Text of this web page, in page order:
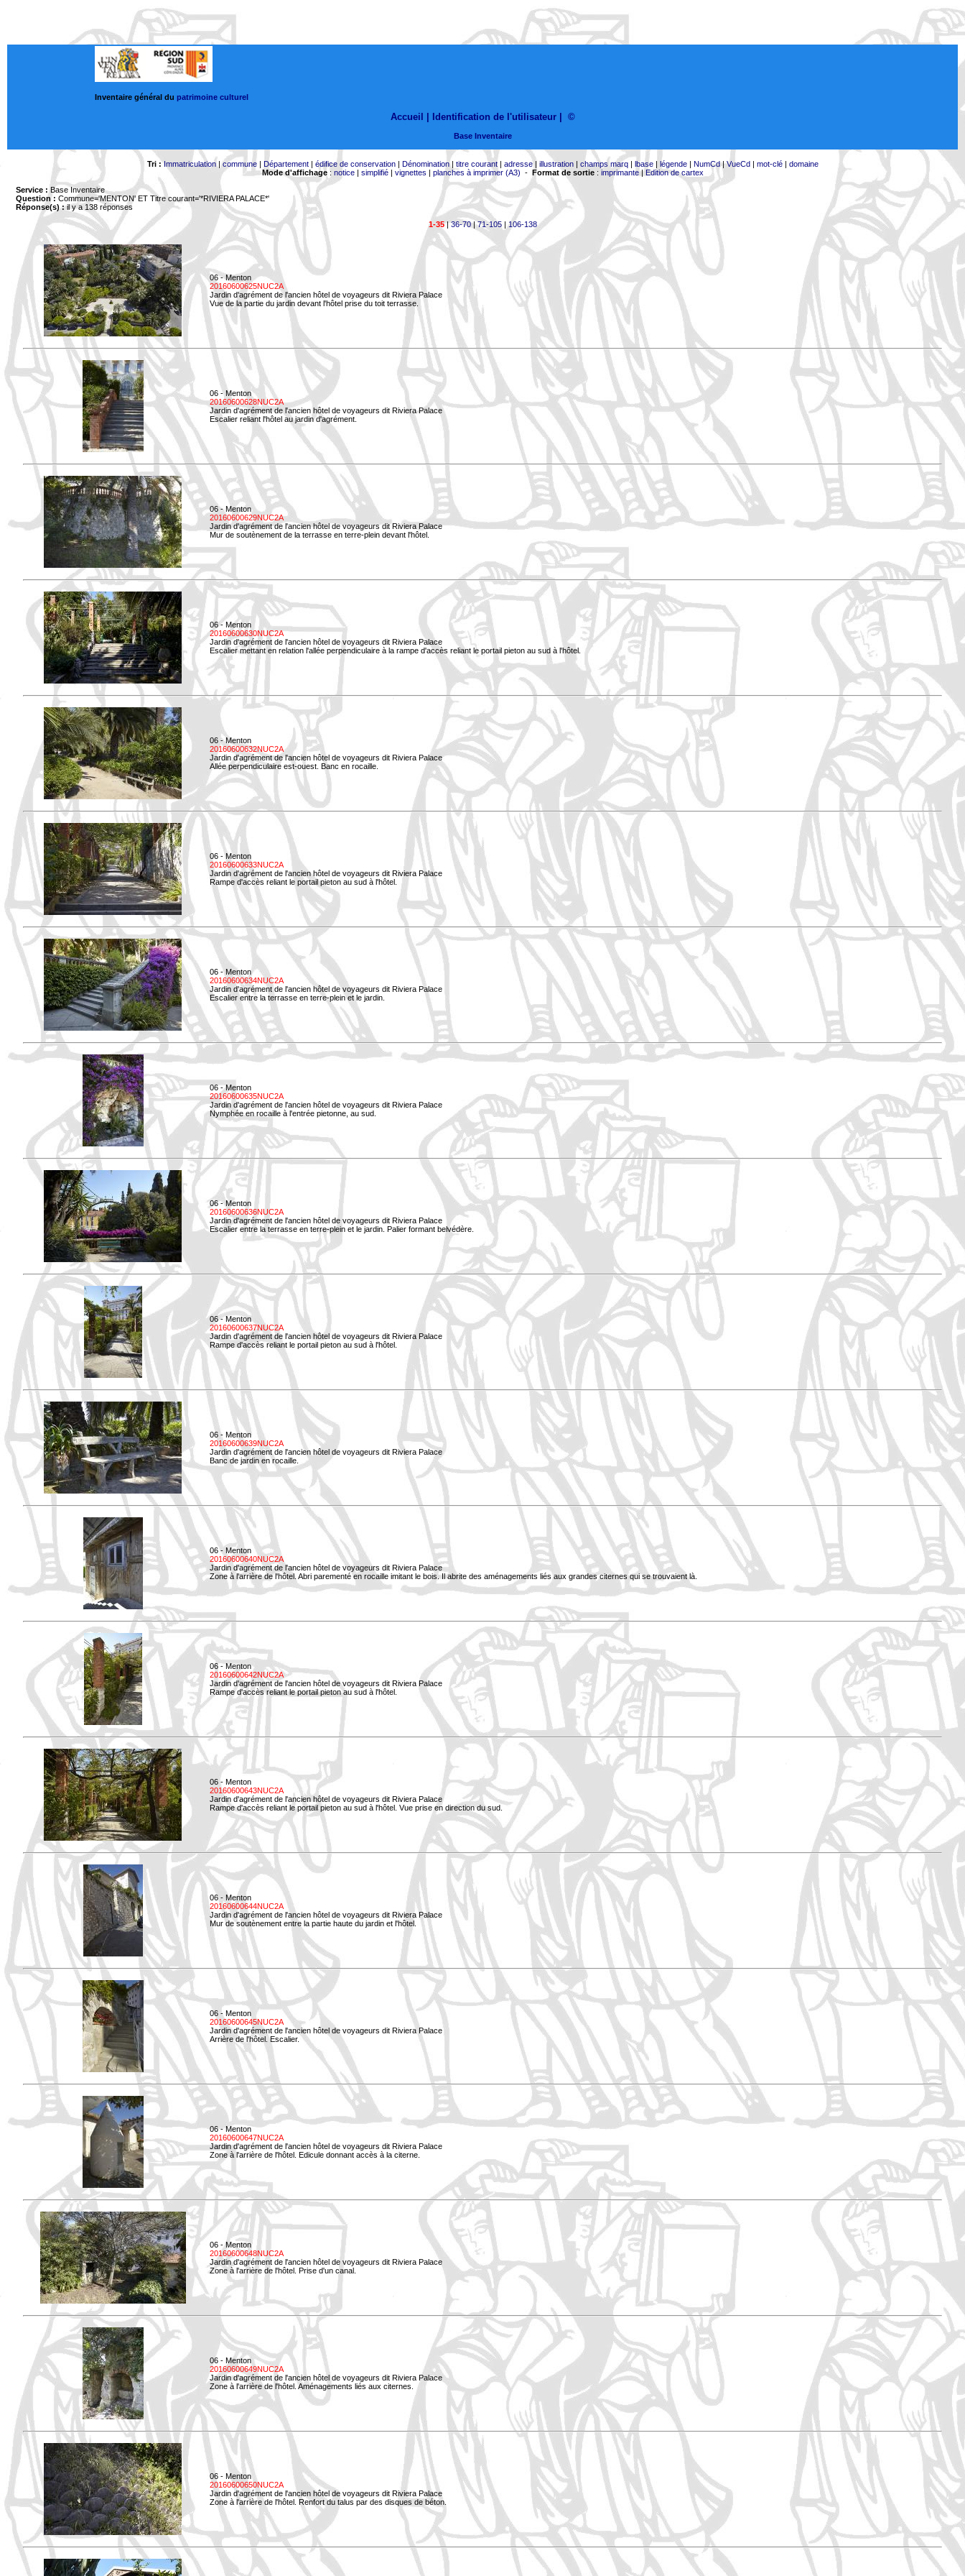
Inventaire général du patrimoine culturel
Accueil | Identification de l'utilisateur ©
Base Inventaire
Tri : Immatriculation|commune| Département| édifice de conservation| Dénomination| titre courant| adresse| illustration| champs marq| lbase| légende| NumCd|VueCd| mot-clé| domaine
Mode d'affichage: notice| simplifié| vignettes | planches à imprimer (A3) - Format de sortie: imprimante|Edition de cartex
Service : Base Inventaire
Question : Commune='MENTON' ET Titre courant='*RIVIERA PALACE*'
Réponse(s) :il y a 138 réponses
1-35|36-70|71-105| 106-138
06 - Menton
20160600625NUC2A
Jardin d'agrément de l'ancien hôtel de voyageurs dit Riviera Palace
Vue de la partie du jardin devant l'hôtel prise du toit terrasse.
06 - Menton
20160600628NUC2A
Jardin d'agrément de l'ancien hôtel de voyageurs dit Riviera Palace
Escalier reliant l'hôtel au jardin d'agrément.
06 - Menton
20160600629NUC2A
Jardin d'agrément de l'ancien hôtel de voyageurs dit Riviera Palace
Mur de soutènement de la terrasse en terre-plein devant l'hôtel.
06 - Menton
20160600630NUC2A
Jardin d'agrément de l'ancien hôtel de voyageurs dit Riviera Palace
Escalier mettant en relation l'allée perpendiculaire à la rampe d'accès reliant le portail pieton au sud à l'hôtel.
06 - Menton
20160600632NUC2A
Jardin d'agrément de l'ancien hôtel de voyageurs dit Riviera Palace
Allée perpendiculaire est-ouest. Banc en rocaille.
06 - Menton
20160600633NUC2A
Jardin d'agrément de l'ancien hôtel de voyageurs dit Riviera Palace
Rampe d'accès reliant le portail pieton au sud à l'hôtel.
06 - Menton
20160600634NUC2A
Jardin d'agrément de l'ancien hôtel de voyageurs dit Riviera Palace
Escalier entre la terrasse en terre-plein et le jardin.
06 - Menton
20160600635NUC2A
Jardin d'agrément de l'ancien hôtel de voyageurs dit Riviera Palace
Nymphée en rocaille à l'entrée pietonne, au sud.
06 - Menton
20160600636NUC2A
Jardin d'agrément de l'ancien hôtel de voyageurs dit Riviera Palace
Escalier entre la terrasse en terre-plein et le jardin. Palier formant belvédère.
06 - Menton
20160600637NUC2A
Jardin d'agrément de l'ancien hôtel de voyageurs dit Riviera Palace
Rampe d'accès reliant le portail pieton au sud à l'hôtel.
06 - Menton
20160600639NUC2A
Jardin d'agrément de l'ancien hôtel de voyageurs dit Riviera Palace
Banc de jardin en rocaille.
06 - Menton
20160600640NUC2A
Jardin d'agrément de l'ancien hôtel de voyageurs dit Riviera Palace
Zone à l'arrière de l'hôtel. Abri parementé en rocaille imitant le bois. Il abrite des aménagements liés aux grandes citernes qui se trouvaient là.
06 - Menton
20160600642NUC2A
Jardin d'agrément de l'ancien hôtel de voyageurs dit Riviera Palace
Rampe d'accès reliant le portail pieton au sud à l'hôtel.
06 - Menton
20160600643NUC2A
Jardin d'agrément de l'ancien hôtel de voyageurs dit Riviera Palace
Rampe d'accès reliant le portail pieton au sud à l'hôtel. Vue prise en direction du sud.
06 - Menton
20160600644NUC2A
Jardin d'agrément de l'ancien hôtel de voyageurs dit Riviera Palace
Mur de soutènement entre la partie haute du jardin et l'hôtel.
06 - Menton
20160600645NUC2A
Jardin d'agrément de l'ancien hôtel de voyageurs dit Riviera Palace
Arrière de l'hôtel. Escalier.
06 - Menton
20160600647NUC2A
Jardin d'agrément de l'ancien hôtel de voyageurs dit Riviera Palace
Zone à l'arrière de l'hôtel. Edicule donnant accès à la citerne.
06 - Menton
20160600648NUC2A
Jardin d'agrément de l'ancien hôtel de voyageurs dit Riviera Palace
Zone à l'arrière de l'hôtel. Prise d'un canal.
06 - Menton
20160600649NUC2A
Jardin d'agrément de l'ancien hôtel de voyageurs dit Riviera Palace
Zone à l'arrière de l'hôtel. Aménagements liés aux citernes.
06 - Menton
20160600650NUC2A
Jardin d'agrément de l'ancien hôtel de voyageurs dit Riviera Palace
Zone à l'arrière de l'hôtel. Renfort du talus par des disques de béton.